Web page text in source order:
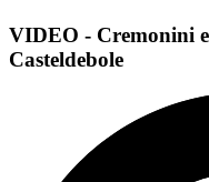
VIDEO - Cremonini
Casteldebole